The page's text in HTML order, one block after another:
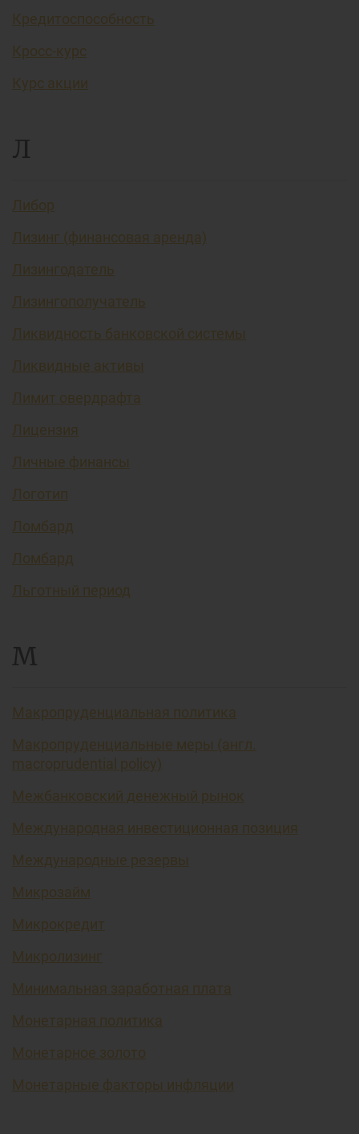
Кредитоспособность
Кросс-курс
Курс акции
Л
Либор
Лизинг (финансовая аренда)
Лизингодатель
Лизингополучатель
Ликвидность банковской системы
Ликвидные активы
Лимит овердрафта
Лицензия
Личные финансы
Логотип
Ломбард
Ломбард
Льготный период
М
Макропруденциальная политика
Макропруденциальные меры (англ.
macroprudential policy)
Межбанковский денежный рынок
Международная инвестиционная позиция
Международные резервы
Микрозайм
Микрокредит
Микролизинг
Минимальная заработная плата
Монетарная политика
Монетарное золото
Монетарные факторы инфляции